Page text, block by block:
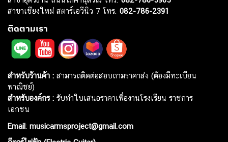
สาขาเชียงใหม่ สตาร์เอวีนิว 7 โทร. 082-786-2391
ติดตามเรา
สำหรับร้านค้า : สามารถติดต่อสอบถามราคาส่ง (ต้องมีทะเบียน
พาณิชย์)
สำหรับองค์กร : รับทำใบเสนอราคาเพื่องานโรงเรียน ราชการ
เอกชน
Email: musicarmsproject@gmail.com